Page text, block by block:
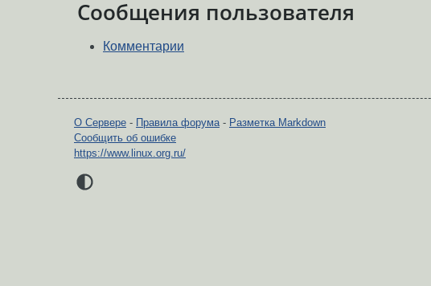
Сообщения пользователя
Комментарии
О Сервере - Правила форума- Разметка Markdown
Сообщить об ошибке
https://www.linux.org.ru/